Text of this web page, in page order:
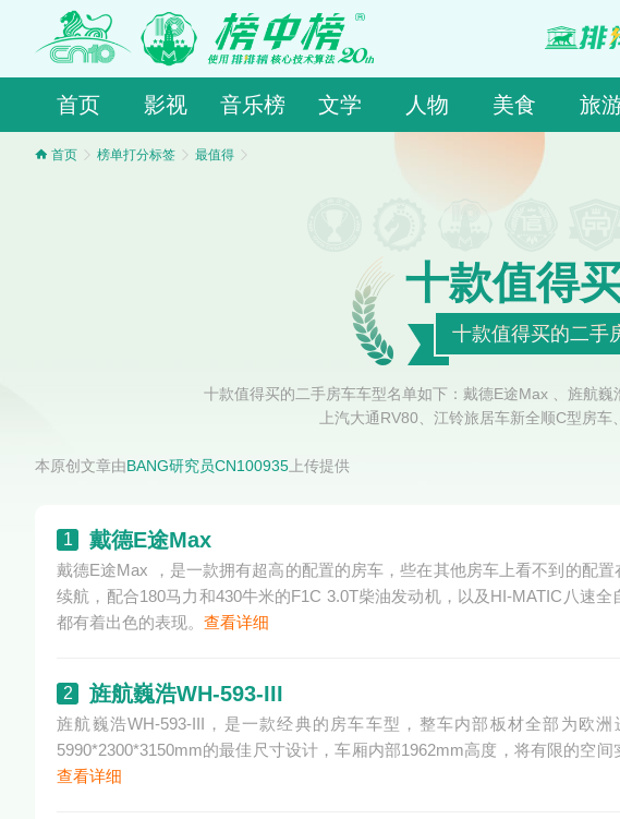
首页 影视 音乐榜 文学 人物 美食 旅
首页 榜单打分标签 最值得
十款值得
十款值得买的二手
十款值得买的二手房车车型名单如下：戴德E途Max 、旌航
上汽大通RV80、江铃旅居车新全顺C型房
本原创文章由BANG研究员CN100935上传提供
1 戴德E途Max
戴德E途Max ，是一款拥有超高的配置的房车，些在其他房车上看不到的配
续航，配合180马力和430牛米的F1C 3.0T柴油发动机，以及HI-MATIC八速
都有着出色的表现。 查看详细
2 旌航巍浩WH-593-III
旌航巍浩WH-593-III，是一款经典的房车车型，整车内部板材全部为欧
5990*2300*3150mm的最佳尺寸设计，车厢内部1962mm高度，将有限的空
查看详细